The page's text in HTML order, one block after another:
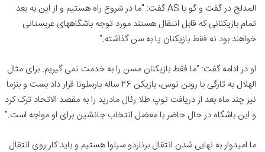
المدلج در گفت و گو با AS گفت: "ما در شروع راه هستیم و از این به بعد
تمام بازیکنانی که قابل انتقال هستند مورد توجه باشگاههای عربستانی
خواهند بود نه فقط بازیکنان پا به سن گذاشته."
او در ادامه گفت: "ما فقط بازیکنان مسن را به خدمت نمی گیریم. برای مثال
الهلال به تازگی با روبن نوس، بازیکن 26 ساله بارسلونا قرار داد بست و بنزما
نیز چند ماه بعد از دریافت توپ طلا رئال مادرید را به مقصد الاتحاد ترک کرد
و این باشگاه در حال حاضر با معضل انتخاب جانشین برای او مواجه است."
ما امیدوار به نهایی شدن انتقال برناردو سیلوا هستیم و باید کار روی انتقال